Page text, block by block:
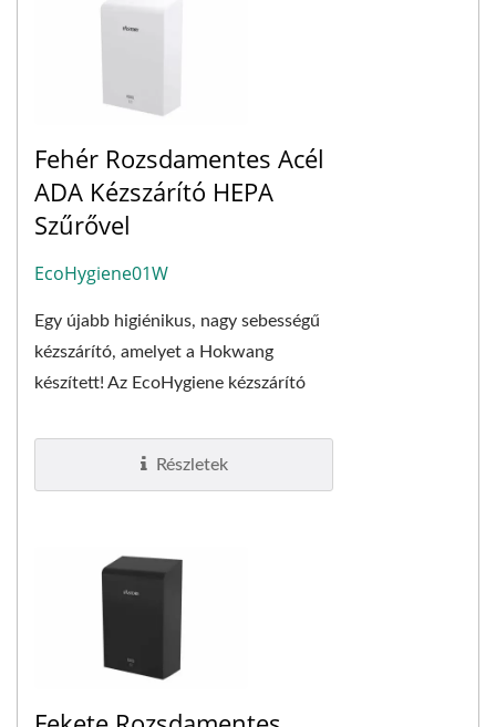
Fehér Rozsdamentes Acél
ADA Kézszárító HEPA
Szűrővel
EcoHygiene01W
Egy újabb higiénikus, nagy sebességű
kézszárító, amelyet a Hokwang
készített! Az EcoHygiene kézszárító
amely...
Részletek